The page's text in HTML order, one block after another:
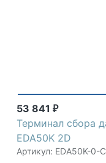
53 841 ₽
Терминал сбора
EDA50K 2D
Артикул: EDA50K-0-